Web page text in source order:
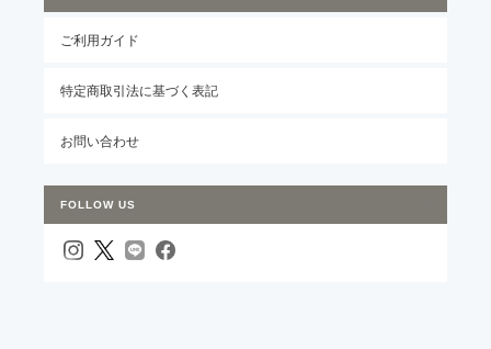
ご利用ガイド
特定商取引法に基づく表記
お問い合わせ
FOLLOW US